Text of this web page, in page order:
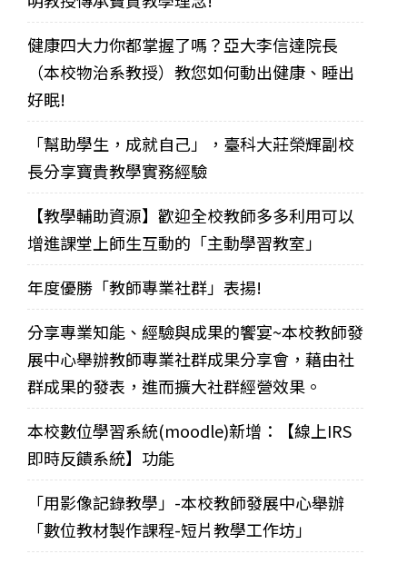
健康四大力你都掌握了嗎？亞大李信達院長
（本校物治系教授）教您如何動出健康、睡出
好眠!
「幫助學生，成就自己」，臺科大莊榮輝副校
長分享寶貴教學實務經驗
【教學輔助資源】歡迎全校教師多多利用可以
增進課堂上師生互動的「主動學習教室」
年度優勝「教師專業社群」表揚!
分享專業知能、經驗與成果的饗宴~本校教師發
展中心舉辦教師專業社群成果分享會，藉由社
群成果的發表，進而擴大社群經營效果。
本校數位學習系統(moodle)新增：【線上IRS
即時反饋系統】功能
「用影像記錄教學」-本校教師發展中心舉辦
「數位教材製作課程-短片教學工作坊」